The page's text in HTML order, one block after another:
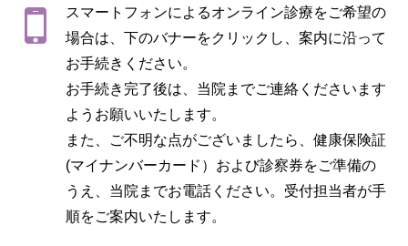
スマートフォンによるオンライン診療をご希望の
場合は、下のバナーをクリックし、案内に沿って
お手続きください。
お手続き完了後は、当院までご連絡くださいます
ようお願いいたします。
また、ご不明な点がございましたら、健康保険証
(マイナンバーカード）および診察券をご準備の
うえ、当院までお電話ください。受付担当者が手
順をご案内いたします。